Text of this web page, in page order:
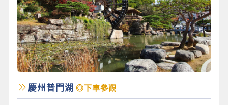
慶州普門湖 ◎下車參觀